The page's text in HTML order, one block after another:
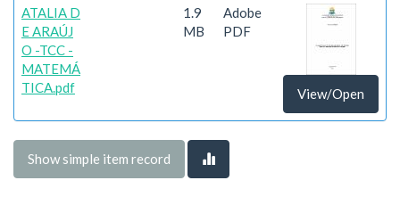
ATALIA D
E ARAÚJ
O -TCC -
MATEMÁ
TICA.pdf
1.9
MB
Adobe
PDF
View/Open
Show simple item record